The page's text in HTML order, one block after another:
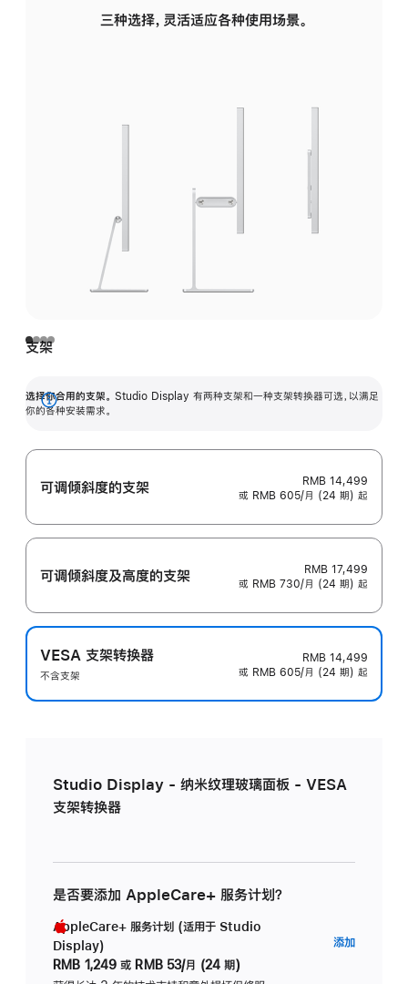
三种选择，灵活适应各种使用场景。
支架
选择你合用的支架。 Studio Display 有两种支架和一种支架转换器可选，以满足
你的各种安装需求。
展
可调倾斜度的支架
RMB 14,499
或 RMB 605/月 (24 期) 起
可调倾斜度及高‍度的支‍架
RMB 17,499
或 RMB 730/月 (24 期) 起
VESA 支架转换器
不含支架
RMB 14,499
或 RMB 605/月 (24 期) 起
Studio Display - 纳米纹理玻璃面板 - VESA
支架转换器
是否要添加 AppleCare+ 服务计划？
AppleCare+ 服务计划 (适用于 Studio
Display)
RMB 1,249 或 RMB 53/月 (24 期)
添加